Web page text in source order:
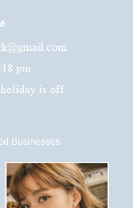
Businesses